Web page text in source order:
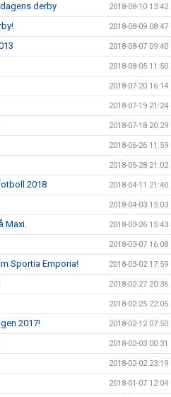
derby 2018-08-10 13:42
2018-08-09 08:47
2018-08-07 09:40
2018-08-05 11:50
2018-07-20 16:14
2018-07-19 21:24
2018-07-18 20:29
2018-06-26 11:59
2018-05-28 21:02
2018 2018-04-11 21:40
2018-04-03 15:03
Maxi. 2018-03-26 15:43
2018-03-07 16:08
Sportia Emporia! 2018-03-02 17:59
2018-02-27 20:36
2018-02-25 22:05
2017! 2018-02-12 07:50
2018-02-03 00:31
2018-02-02 23:19
2018-01-07 12:04